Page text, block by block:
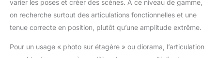
varier les poses et créer des scènes. À ce niveau de gamme,
on recherche surtout des articulations fonctionnelles et une
tenue correcte en position, plutôt qu’une amplitude extrême.
Pour un usage « photo sur étagère » ou diorama, l’articulation